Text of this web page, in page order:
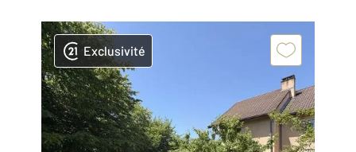
Exclusivité